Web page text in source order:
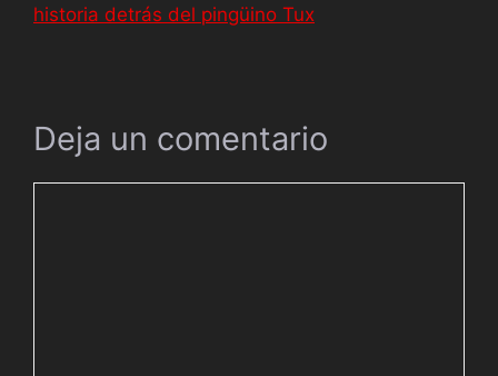
historia detrás del pingüino Tux
Deja un comentario